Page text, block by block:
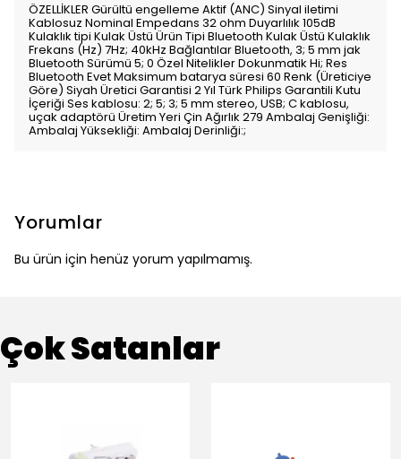
ÖZELLİKLER Gürültü engelleme Aktif (ANC) Sinyal iletimi
Kablosuz Nominal Empedans 32 ohm Duyarlılık 105dB
Kulaklık tipi Kulak Üstü Ürün Tipi Bluetooth Kulak Üstü Kulaklık
Frekans (Hz) 7Hz; 40kHz Bağlantılar Bluetooth, 3; 5 mm jak
Bluetooth Sürümü 5; 0 Özel Nitelikler Dokunmatik Hi; Res
Bluetooth Evet Maksimum batarya süresi 60 Renk (Üreticiye
Göre) Siyah Üretici Garantisi 2 Yıl Türk Philips Garantili Kutu
İçeriği Ses kablosu: 2; 5; 3; 5 mm stereo, USB; C kablosu,
uçak adaptörü Üretim Yeri Çin Ağırlık 279 Ambalaj Genişliği:
Ambalaj Yüksekliği: Ambalaj Derinliği:;
Yorumlar
Bu ürün için henüz yorum yapılmamış.
Çok Satanlar